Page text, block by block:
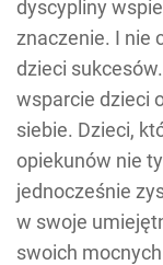
dyscypliny
znaczenie. I nie
dzieci
wsparcie dzieci
siebie. Dzieci,
opiekunów nie
jednocześnie
w swoje
swoich